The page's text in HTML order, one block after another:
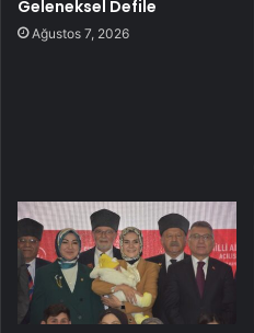
Geleneksel Defile
Ağustos 7, 2026